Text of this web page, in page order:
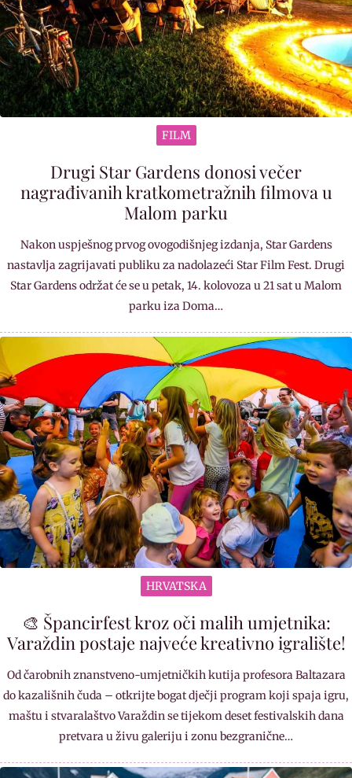
FILM
Drugi Star Gardens donosi večer
nagrađivanih kratkometražnih filmova u
Malom parku
Nakon uspješnog prvog ovogodišnjeg izdanja, Star Gardens
nastavlja zagrijavati publiku za nadolazeći Star Film Fest. Drugi
Star Gardens održat će se u petak, 14. kolovoza u 21 sat u Malom
parku iza Doma…
HRVATSKA
🎨 Špancirfest kroz oči malih umjetnika:
Varaždin postaje najveće kreativno igralište!
Od čarobnih znanstveno-umjetničkih kutija profesora Baltazara
do kazališnih čuda – otkrijte bogat dječji program koji spaja igru,
maštu i stvaralaštvo Varaždin se tijekom deset festivalskih dana
pretvara u živu galeriju i zonu bezgranične…